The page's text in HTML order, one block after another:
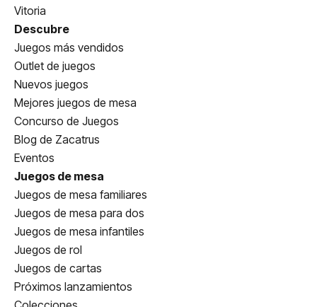
Vitoria
Descubre
Juegos más vendidos
Outlet de juegos
Nuevos juegos
Mejores juegos de mesa
Concurso de Juegos
Blog de Zacatrus
Eventos
Juegos de mesa
Juegos de mesa familiares
Juegos de mesa para dos
Juegos de mesa infantiles
Juegos de rol
Juegos de cartas
Próximos lanzamientos